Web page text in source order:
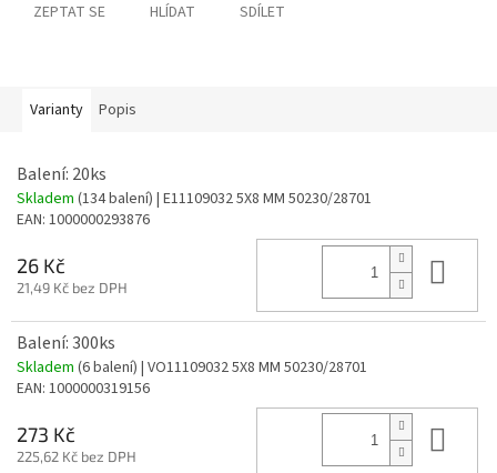
ZEPTAT SE HLÍDAT SDÍLET
Varianty Popis
Balení: 20ks
Skladem (134 balení) | E11109032 5X8 MM 50230/28701
EAN: 1000000293876
26 Kč
21,49 Kč bez DPH
Balení: 300ks
Skladem (6 balení) | VO11109032 5X8 MM 50230/28701
EAN: 1000000319156
273 Kč
225,62 Kč bez DPH